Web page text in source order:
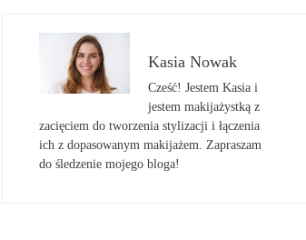
Kasia Nowak
Cześć! Jestem Kasia i
jestem makijażystką z
zacięciem do tworzenia stylizacji i łączenia
ich z dopasowanym makijażem. Zapraszam
do śledzenie mojego bloga!